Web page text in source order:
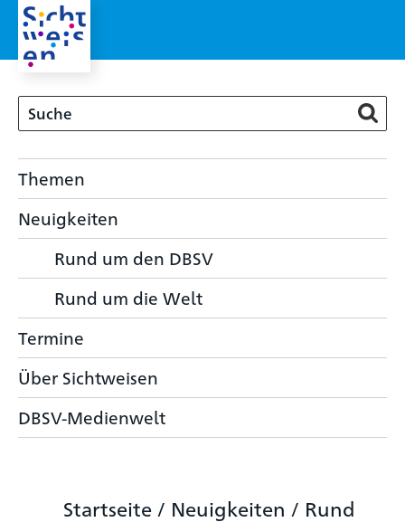
Themen
Neuigkeiten
Rund um den DBSV
Rund um die Welt
Termine
Über Sichtweisen
DBSV-Medienwelt
Startseite / Neuigkeiten / Rund